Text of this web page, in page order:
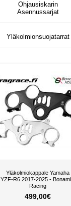
Ohjausiskarin
Asennussarjat
Yläkolmionsuojatarrat
Yläkolmiokappale Yamaha
YZF-R6 2017-2025 -
Racing
499,00€